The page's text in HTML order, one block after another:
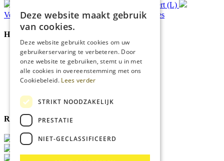
Ophalen in Echt of Weert (L)
Verzondenbinnen 48 uur* Persoonlijk advies
Handige Links
Home
Klantenservice
Over ons
Blog
Cookies
Reviewmerk
Deze website maakt gebruik
van cookies.
Deze website gebruikt cookies om uw
gebruikerservaring te verbeteren. Door
onze website te gebruiken, stemt u in met
alle cookies in overeenstemming met ons
Cookiebeleid. Lees verder
STRIKT NOODZAKELIJK
PRESTATIE
NIET-GECLASSIFICEERD